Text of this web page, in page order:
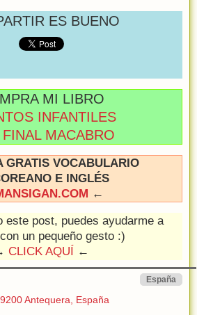
ES BUENO
MI LIBRO
INFANTILES
MACABRO
GRATIS VOCABULARIO
E INGLÉS
←
este post, puedes ayudarme a
un pequeño gesto :)
CLICK AQUÍ ←
España
Antequera, España